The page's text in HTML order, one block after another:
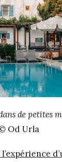
de petites
Od Urla